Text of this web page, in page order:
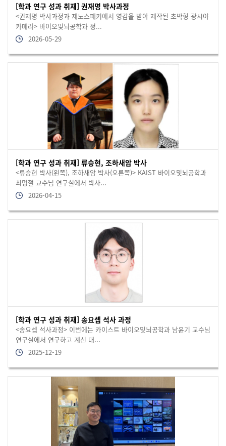
[학과 연구 성과 취재] 권재명 박사과정
<권재명 박사과정과 제노스페키에서 영감을 받아 제작된 초박형 광시야
카메라> 바이오및뇌공학과 정...
2026-05-29
[학과 연구 성과 취재] 류승현, 조하새암 박사
<류승현 박사(왼쪽), 조하새암 박사(오른쪽)> KAIST 바이오및뇌공학과
최명철 교수님 연구실에서 박사...
2026-04-15
[학과 연구 성과 취재] 송요셉 석사 과정
<송요셉 석사과정> 이번에는 카이스트 바이오및뇌공학과 남윤기 교수님
연구실에서 연구하고 계신 대...
2025-12-19